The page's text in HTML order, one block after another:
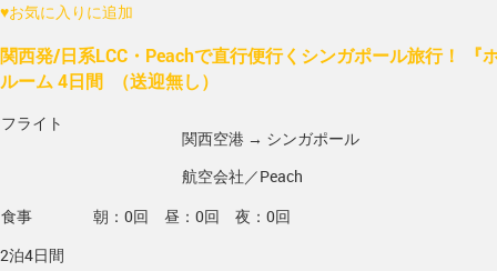
♥お気に入りに追加
関西発/日系LCC・Peachで直行便行くシンガポール旅行！ 『
ルーム 4日間 （送迎無し）
フライト
関西空港 → シンガポール
航空会社／Peach
食事
朝：0回 昼：0回 夜：0回
2泊4日間